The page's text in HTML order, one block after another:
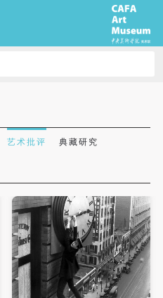
艺术批评 典藏研究